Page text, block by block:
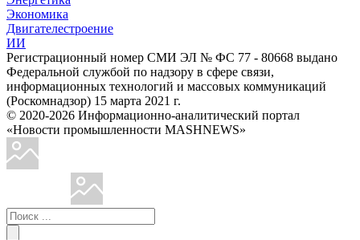
Экономика
Двигателестроение
ИИ
Регистрационный номер СМИ ЭЛ № ФС 77 - 80668 выдано
Федеральной службой по надзору в сфере связи,
информационных технологий и массовых коммуникаций
(Роскомнадзор) 15 марта 2021 г.
© 2020-2026 Информационно-аналитический портал
«Новости промышленности MASHNEWS»